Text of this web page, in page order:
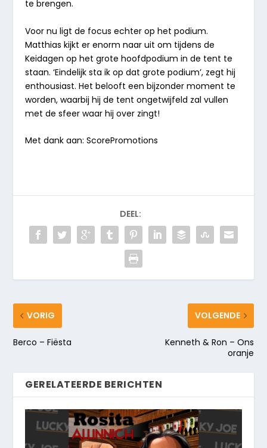
te brengen.
Voor nu ligt de focus echter op het podium.
Matthias kijkt er enorm naar uit om tijdens de
Keidagen op het grote hoofdpodium in de tent te
staan. ‘Eindelijk sta ik op dat grote podium’, zegt hij
enthousiast. Het belooft een bijzonder moment te
worden, waarbij hij de tent ongetwijfeld zal vullen
met de sfeer waar hij over zingt!
Met dank aan: ScorePromotions
DEEL:
VORIG
Berco – Fiësta
VOLGENDE
Kenneth & Ron – Ons
oranje
GERELATEERDE BERICHTEN